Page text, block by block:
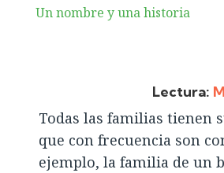
Un nombre y una historia
Lectura:
Todas las familias tienen
que con frecuencia son
ejemplo, la familia de un